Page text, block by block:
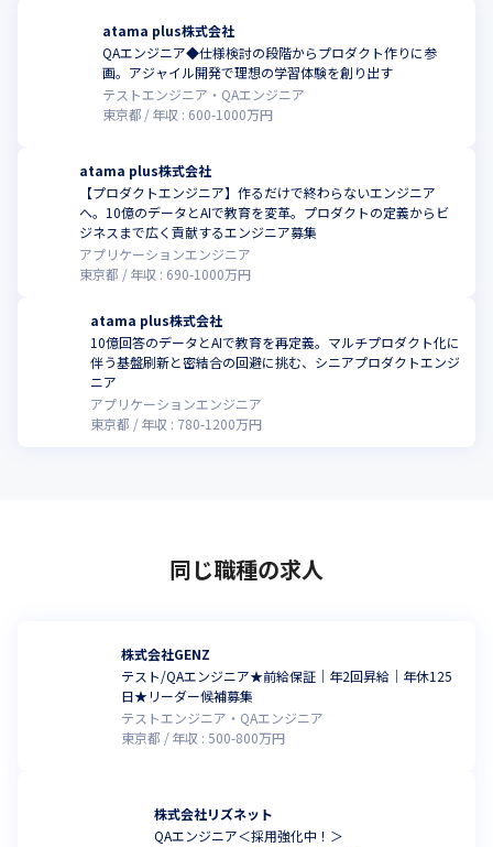
AI教材『atama＋』による個別最適な学習と、プロ講師によるパ
ーソナル管理で、志望校に最短ルートで合格するための超個別指
導を実現しています。
・『atama＋オンライン塾』
レーナーによる学習サポートで、場所や時間に捉われない多様な
学習スタイルを中高生・既卒生に提供しています。
・『駿台atama＋オンライン模試』
当社と駿台がはじめた、オンラインで自宅から受験できる模試で
きめ細かな弱点分析とフィードバックを試験終了直後から受けら
れます。模試を実力判定・志望校判定のツールで終わらせず、よ
り効率よく力を伸ばす学びのサイクルへつなげます。
・業務習得AIシステム『Sketto（スケット）』
企業向け“従業員教育プログラム/AIロープレ”実戦さながらのAIロ
と。私たちは学びのあり方を進化させます。
学びをもっと一人ひとりの人生を動かすものへ。その先に、自分
の未来を自分でつくる人で満ちた社会を実現します。
※2026年4月時点
atama plus株式会社
QAエンジニア◆仕様検討の段階からプロダクト作りに参
画。アジャイル開発で理想の学習体験を創り出す
テストエンジニア・QAエンジニア
東京都
年収 : 600-1000万円
atama plus株式会社
【プロダクトエンジニア】作るだけで終わらないエンジニア
へ。10億のデータとAIで教育を変革。プロダクトの定義からビ
ジネスまで広く貢献するエンジニア募集
アプリケーションエンジニア
東京都
年収 : 690-1000万円
atama plus株式会社
10億回答のデータとAIで教育を再定義。マルチプロダクト化に
伴う基盤刷新と密結合の回避に挑む、シニアプロダクトエンジ
ニア
アプリケーションエンジニア
東京都
年収 : 780-1200万円
同じ職種の求人
株式会社GENZ
テスト/QAエンジニア★前給保証｜年2回昇給｜年休125
日★リーダー候補募集
テストエンジニア・QAエンジニア
東京都
年収 :500-800万円
株式会社リズネット
QAエンジニア＜採用強化中！＞